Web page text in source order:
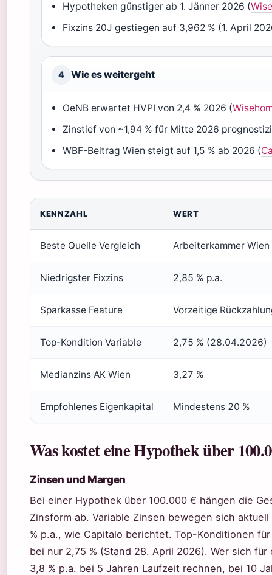
Hypotheken günstiger ab 1. Jänner 2026 (
Fixzins 20J gestiegen auf 3,962 % (1. April
4 Wie es weitergeht
OeNB erwartet HVPI von 2,4 % 2026 (
Zinstief von ~1,94 % für Mitte 2026
WBF-Beitrag Wien steigt auf 1,5 % ab 2026 (
KENNZAHL WERT
Beste Quelle Vergleich Arbeiterkammer Wien
Niedrigster Fixzins 2,85 % p.a.
Sparkasse Feature Vorzeitige
Top-Kondition Variable 2,75 % (28.04.2026)
Medianzins AK Wien 3,27 %
Empfohlenes Eigenkapital Mindestens 20 %
Was kostet eine Hypothek über
Zinsen und Margen
Bei einer Hypothek über 100.000 € hängen die
Zinsform ab. Variable Zinsen bewegen sich
% p.a., wie Capitalo berichtet. Top-Konditionen
bei nur 2,75 % (Stand 28. April 2026). Wer sich
3,8 % p.a. bei 5 Jahren Laufzeit rechnen, bei 10